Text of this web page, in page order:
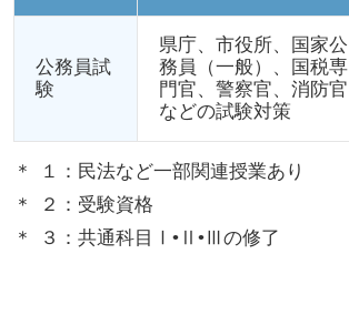
公務員試
験
県庁、市役所、国家公
務員（一般）、国税専
門官、警察官、消防官
などの試験対策
１：民法など一部関連授業あり
２：受験資格
３：共通科目Ⅰ•Ⅱ•Ⅲの修了